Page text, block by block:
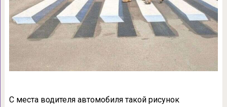
С места водителя автомобиля такой рисунок